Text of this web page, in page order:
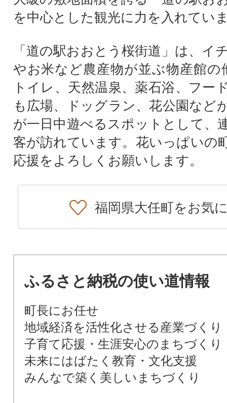
を中心とした観光に力を入れてい
「道の駅おおとう桜街道」は、イ
やお米など農産物が並ぶ物産館の
トイレ、天然温泉、薬石浴、フー
も広場、ドッグラン、花公園など
が一日中遊べるスポットとして、
客が訪れています。花いっぱいの
応援をよろしくお願いします。
福岡県大任町をお気
ふるさと納税の使い道情報
町長にお任せ
地域経済を活性化させる産業づくり
子育て応援・生涯安心のまちづくり
未来にはばたく教育・文化支援
みんなで築く美しいまちづくり